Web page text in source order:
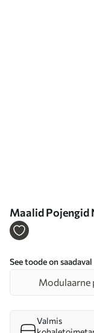
Maalid Pojengid
See toode on
Modulaarne
Valmis